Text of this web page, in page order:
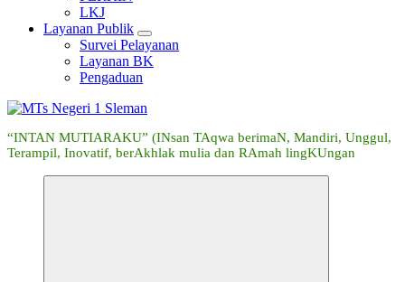
LKJ
Layanan Publik
Survei Pelayanan
Layanan BK
Pengaduan
“INTAN MUTIARAKU” (INsan TAqwa berimaN, Mandiri, Unggul,
Terampil, Inovatif, berAkhlak mulia dan RAmah lingKUngan